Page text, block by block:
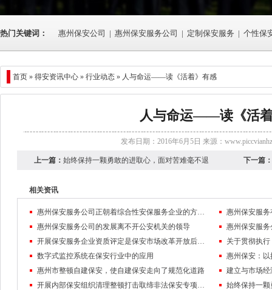
热门关键词： 惠州保安公司 | 惠州保安服务公司 | 定制保安服务 | 个性保
首页 » 得安资讯中心 » 行业动态 » 人与命运——读《活着》有感
人与命运——读《活
发布日期：2016年6月5日 来源：
上一篇： 始终保持一颗勇敢的进取心，面对苦难毫不退 下一篇：
相关资讯
惠州保安服务公司正朝着综合性安保服务企业的方向迈进
惠州保安服务公司的发展离不开公安机关的领导
惠州保安服
开展保安服务企业资质评定是保安市场改革开放后的一项重要举措
数字式监控系统在保安行业中的应用
惠州市整顿自建保安，使自建保安走向了规范化道路
开展内部保安组织清理整顿打击取缔非法保安专项工作的通知